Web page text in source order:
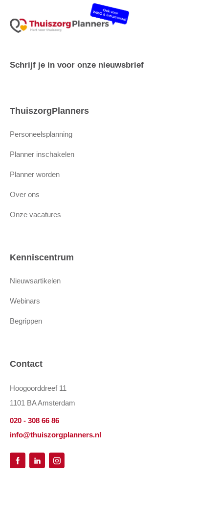
Schrijf je in voor onze nieuwsbrief
ThuiszorgPlanners
Personeelsplanning
Planner inschakelen
Planner worden
Over ons
Onze vacatures
Kenniscentrum
Nieuwsartikelen
Webinars
Begrippen
Contact
Hoogoorddreef 11
1101 BA Amsterdam
020 - 308 66 86
info@thuiszorgplanners.nl